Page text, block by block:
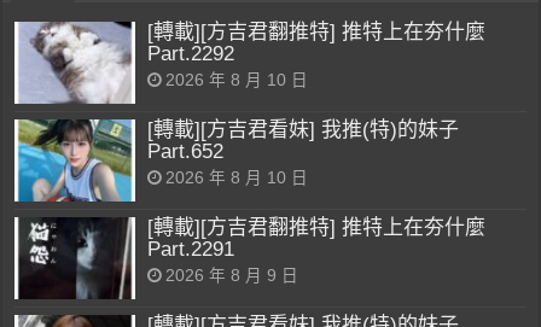
[轉載][方吉君翻推特] 推特上在夯什麼
Part.2292
2026 年 8 月 10 日
[轉載][方吉君看妹] 我推(特)的妹子
Part.652
2026 年 8 月 10 日
[轉載][方吉君翻推特] 推特上在夯什麼
Part.2291
2026 年 8 月 9 日